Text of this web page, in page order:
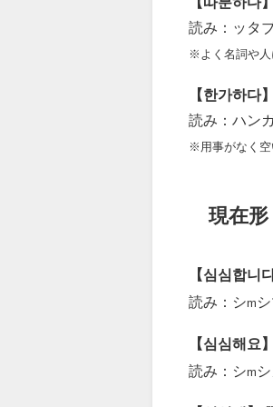
読み：ッタ
※よく名詞や人
【한가하다】
読み：ハン
※用事がなく空
現在形
【심심합니다
読み：シm
【심심해요】
読み：シm